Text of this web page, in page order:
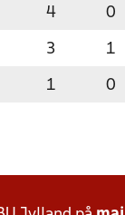
4 0
3 1
1 0